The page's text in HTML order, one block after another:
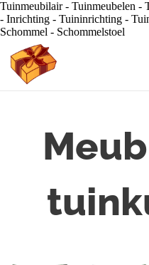
Tuinmeubilair - Tuinmeubelen -
- Inrichting - Tuininrichting -
Schommel - Schommelstoel